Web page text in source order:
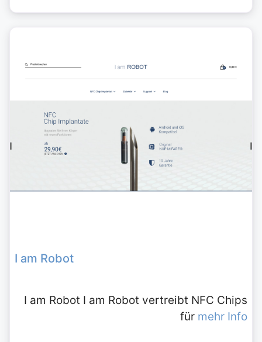
I am Robot
I am Robot I am Robot vertreibt NFC Chips
für mehr Info